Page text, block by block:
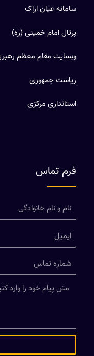
سامانه عیان اراک
پرتال امام خمینی (ره)
وبسایت مقام معظم رهبری
ریاست جمهوری
استانداری مرکزی
فرم تماس